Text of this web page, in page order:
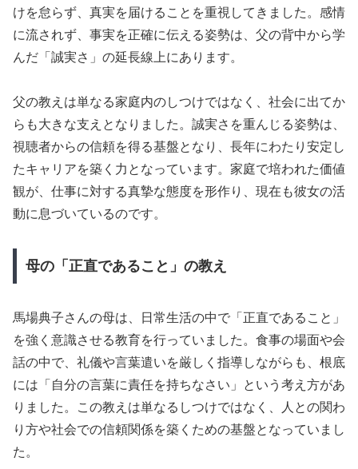
けを怠らず、真実を届けることを重視してきました。感情
に流されず、事実を正確に伝える姿勢は、父の背中から学
んだ「誠実さ」の延長線上にあります。
父の教えは単なる家庭内のしつけではなく、社会に出てか
らも大きな支えとなりました。誠実さを重んじる姿勢は、
視聴者からの信頼を得る基盤となり、長年にわたり安定し
たキャリアを築く力となっています。家庭で培われた価値
観が、仕事に対する真摯な態度を形作り、現在も彼女の活
動に息づいているのです。
母の「正直であること」の教え
馬場典子さんの母は、日常生活の中で「正直であること」
を強く意識させる教育を行っていました。食事の場面や会
話の中で、礼儀や言葉遣いを厳しく指導しながらも、根底
には「自分の言葉に責任を持ちなさい」という考え方があ
りました。この教えは単なるしつけではなく、人との関わ
り方や社会での信頼関係を築くための基盤となっていまし
た。